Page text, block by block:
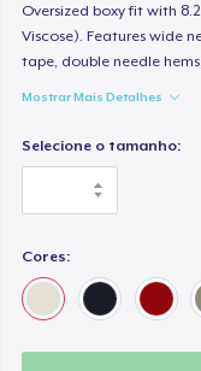
Oversized boxy fit with
Viscose). Features wide
tape, double needle
Mostrar Mais Detalhes
Selecione o tamanho:
Cores: